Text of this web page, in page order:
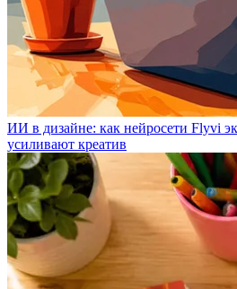
ИИ в дизайне: как нейросети Flyvi
усиливают креатив